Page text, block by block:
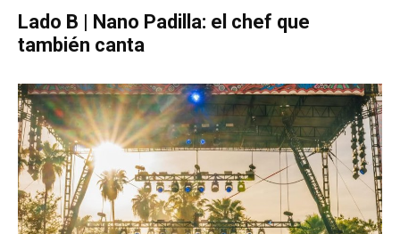
Lado B | Nano Padilla: el chef que
también canta